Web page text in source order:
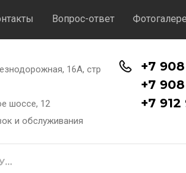
Вопрос-ответ
16А, стр
шоссе, 12
и обслуживания
+7
+7
+7